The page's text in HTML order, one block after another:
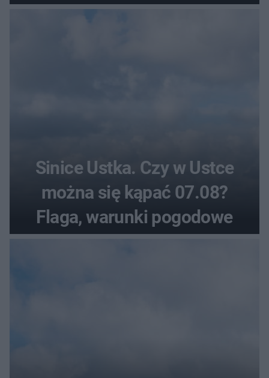
zarzut zabójstwa
Sinice Ustka. Czy w Ustce
można się kąpać 07.08?
Flaga, warunki pogodowe